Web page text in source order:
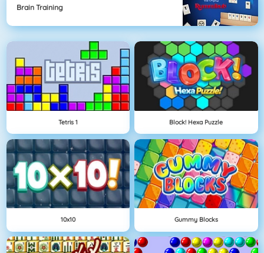
Brain Training
Tetris 1 Block! Hexa Puzzle
10x10 Gummy Blocks